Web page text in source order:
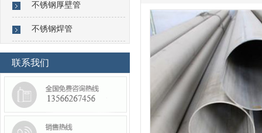
不锈钢厚壁管
不锈钢焊管
联系我们